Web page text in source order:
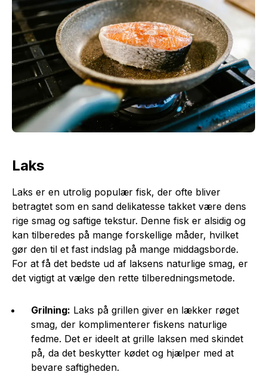
Laks
Laks er en utrolig populær fisk, der ofte bliver
betragtet som en sand delikatesse takket være dens
rige smag og saftige tekstur. Denne fisk er alsidig og
kan tilberedes på mange forskellige måder, hvilket
gør den til et fast indslag på mange middagsborde.
For at få det bedste ud af laksens naturlige smag, er
det vigtigt at vælge den rette tilberedningsmetode.
Grilning: Laks på grillen giver en lækker røget
smag, der komplimenterer fiskens naturlige
fedme. Det er ideelt at grille laksen med skindet
på, da det beskytter kødet og hjælper med at
bevare saftigheden.